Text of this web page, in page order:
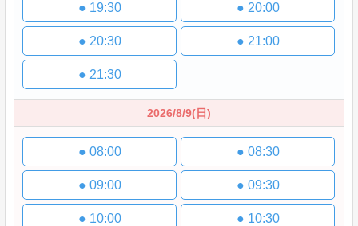
● 19:30 ● 20:00
● 20:30 ● 21:00
● 21:30
2026/8/9(日)
● 08:00 ● 08:30
● 09:00 ● 09:30
● 10:00 ● 10:30